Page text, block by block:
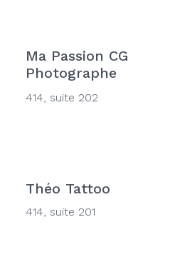
Ma Passion CG
Photographe
414, suite 202
Théo Tattoo
414, suite 201